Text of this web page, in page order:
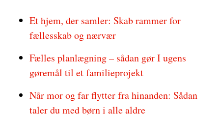
Et hjem, der samler: Skab rammer for
fællesskab og nærvær
Fælles planlægning – sådan gør I ugens
gøremål til et familieprojekt
Når mor og far flytter fra hinanden: Sådan
taler du med børn i alle aldre